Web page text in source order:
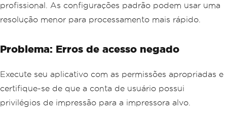
profissional. As configurações padrão podem usar uma
resolução menor para processamento mais rápido.
Problema: Erros de acesso negado
Execute seu aplicativo com as permissões apropriadas e
certifique-se de que a conta de usuário possui
privilégios de impressão para a impressora alvo.